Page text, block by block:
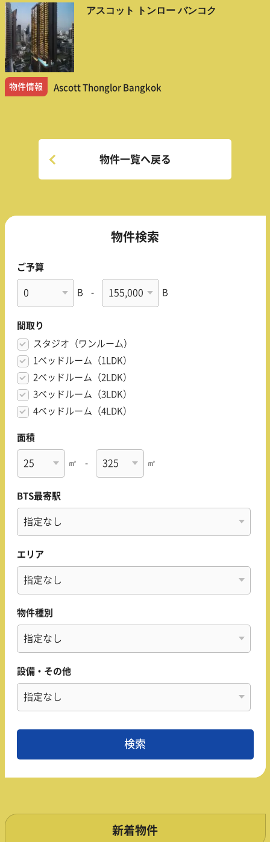
アスコット トンロー バンコク
物件情報 Ascott Thonglor Bangkok
物件一覧へ戻る
物件検索
ご予算
B - B
間取り
スタジオ（ワンルーム）
1ベッドルーム（1LDK）
2ベッドルーム（2LDK）
3ベッドルーム（3LDK）
4ベッドルーム（4LDK）
面積
㎡ - ㎡
BTS最寄駅
エリア
物件種別
設備・その他
新着物件